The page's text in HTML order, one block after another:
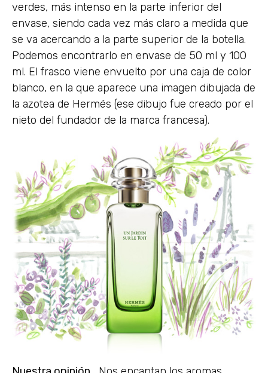
verdes, más intenso en la parte inferior del
envase, siendo cada vez más claro a medida que
se va acercando a la parte superior de la botella.
Podemos encontrarlo en envase de 50 ml y 100
ml. El frasco viene envuelto por una caja de color
blanco, en la que aparece una imagen dibujada de
la azotea de Hermés (ese dibujo fue creado por el
nieto del fundador de la marca francesa).